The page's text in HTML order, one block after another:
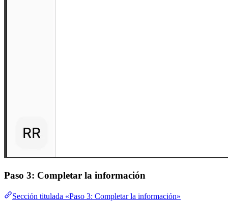
Paso 3: Completar la información
Sección titulada «Paso 3: Completar la información»